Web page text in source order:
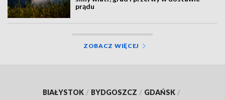
prądu
ZOBACZ WIĘCEJ
BIAŁYSTOK / BYDGOSZCZ / GDAŃSK /